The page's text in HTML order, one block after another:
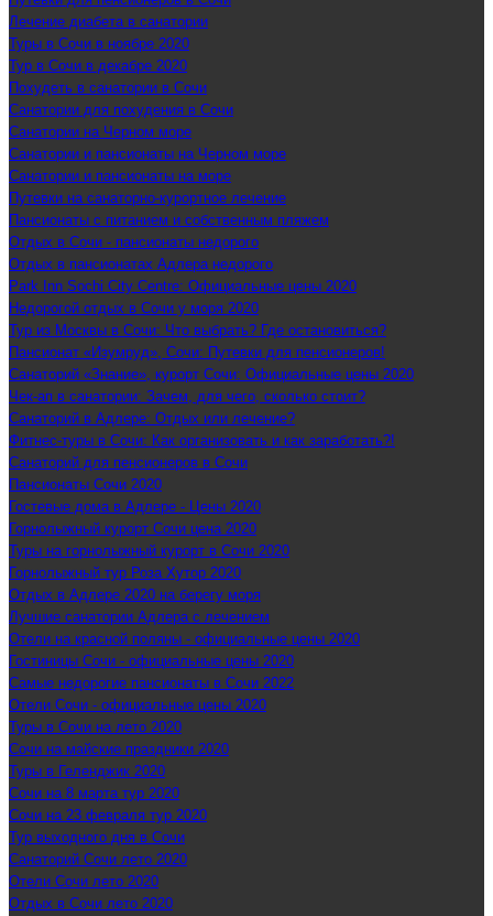
Лечение диабета в санатории
Туры в Сочи в ноябре 2020
Тур в Сочи в декабре 2020
Похудеть в санатории в Сочи
Санатории для похудения в Сочи
Санатории на Черном море
Санатории и пансионаты на Черном море
Санатории и пансионаты на море
Путевки на санаторно-курортное лечение
Пансионаты с питанием и собственным пляжем
Отдых в Сочи - пансионаты недорого
Отдых в пансионатах Адлера недорого
Park Inn Sochi City Centre: Официальные цены 2020
Недорогой отдых в Сочи у моря 2020
Тур из Москвы в Сочи: Что выбрать? Где остановиться?
Пансионат «Изумруд», Сочи: Путевки для пенсионеров!
Санаторий «Знание», курорт Сочи: Официальные цены 2020
Чек-ап в санатории: Зачем, для чего, сколько стоит?
Санаторий в Адлере: Отдых или лечение?
Фитнес-туры в Сочи: Как организовать и как заработать?!
Санаторий для пенсионеров в Сочи
Пансионаты Сочи 2020
Гостевые дома в Адлере - Цены 2020
Горнолыжный курорт Сочи цена 2020
Туры на горнолыжный курорт в Сочи 2020
Горнолыжный тур Роза Хутор 2020
Отдых в Адлере 2020 на берегу моря
Лучшие санатории Адлера с лечением
Отели на красной поляны - официальные цены 2020
Гостиницы Сочи - официальные цены 2020
Самые недорогие пансионаты в Сочи 2022
Отели Сочи - официальные цены 2020
Туры в Сочи на лето 2020
Сочи на майские праздники 2020
Туры в Геленджик 2020
Сочи на 8 марта тур 2020
Сочи на 23 февраля тур 2020
Тур выходного дня в Сочи
Санаторий Сочи лето 2020
Отели Сочи лето 2020
Отдых в Сочи лето 2020